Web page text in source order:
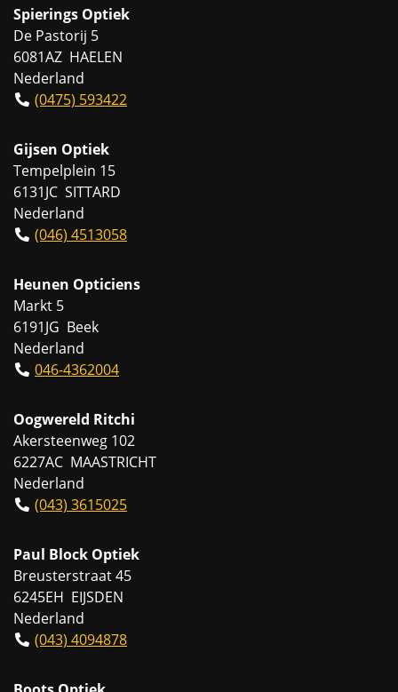
Spierings Optiek
De Pastorij 5
6081AZ HAELEN
Nederland
(0475) 593422
Gijsen Optiek
Tempelplein 15
6131JC SITTARD
Nederland
(046) 4513058
Heunen Opticiens
Markt 5
6191JG Beek
Nederland
046-4362004
Oogwereld Ritchi
Akersteenweg 102
6227AC MAASTRICHT
Nederland
(043) 3615025
Paul Block Optiek
Breusterstraat 45
6245EH EIJSDEN
Nederland
(043) 4094878